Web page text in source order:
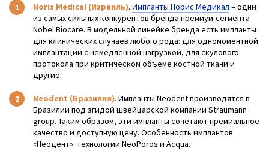
Noris Medical (Израиль). Импланты Норис Медикал – одни
из самых сильных конкурентов бренда премиум-сегмента
Nobel Biocare. В модельной линейке бренда есть импланты
для клинических случаев любого рода: для одномоментной
имплантации с немедленной нагрузкой, для скулового
протокола при критическом объеме костной ткани и
другие.
Neodent (Бразилия). Импланты Neodent производятся в
Бразилии под эгидой швейцарской компании Straumann
group. Таким образом, эти импланты сочетают премиальное
качество и доступную цену. Особенность имплантов
«Неодент»: технологии NeoPoros и Acqua.